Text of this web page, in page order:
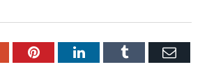
PinterestLinkedInTumblr Email